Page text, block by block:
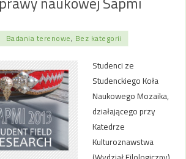
Badania terenowe, Bez kategorii
Studenci ze
Studenckiego Koła
Naukowego Mozaika,
działającego przy
Katedrze
Kulturoznawstwa